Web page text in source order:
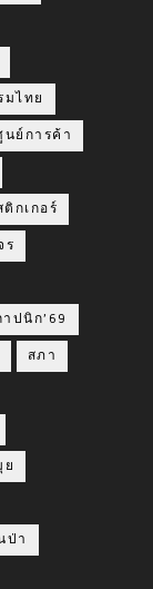
มไทย
นย์การค้า
ติกเกอร์
ร
ปนิก’69
สภา
ย
ป่า